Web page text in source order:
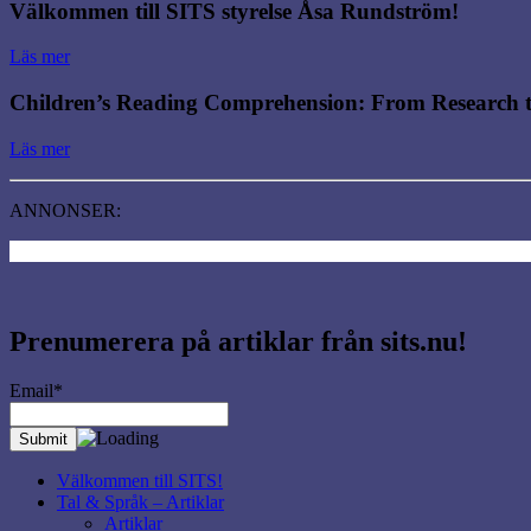
Välkommen till SITS styrelse Åsa Rundström!
Läs mer
Children’s Reading Comprehension: From Research
Läs mer
ANNONSER:
Prenumerera på artiklar från sits.nu!
Email*
Välkommen till SITS!
Tal & Språk – Artiklar
Artiklar